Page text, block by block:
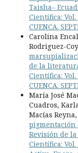
Taisha–
Científica: Vol.
CUENCA.
Carolina
Rodriguez-
de la
Científica: Vol.
CUENCA.
María José
Cuadros,
Macías Reyna,
pigmentación
Revisión de
Científica: